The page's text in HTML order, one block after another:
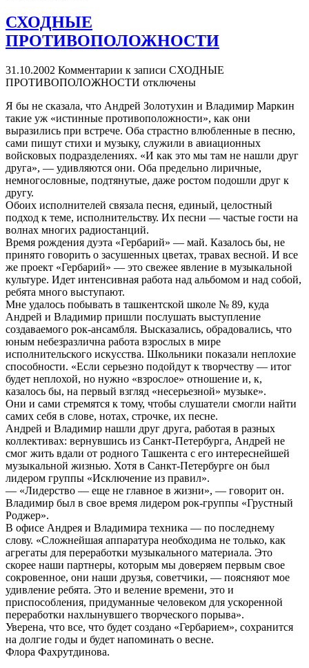
СХОДНЫЕ
ПРОТИВОПОЛОЖНОСТИ
31.10.2002 Комментарии к записи СХОДНЫЕ
ПРОТИВОПОЛОЖНОСТИ отключены
Я бы не сказала, что Андрей Золотухин и Владимир Маркин
такие уж «истинные противоположности», как они
выразились при встрече. Оба страстно влюбленные в песню,
сами пишут стихи и музыку, служили в авиационных
войсковых подразделениях. «И как это мы там не нашли друг
друга», — удивляются они. Оба предельно лиричные,
немногословные, подтянутые, даже ростом подошли друг к
другу.
Обоих исполнителей связала песня, единый, целостный
подход к теме, исполнительству. Их песни — частые гости на
волнах многих радиостанций.
Время рождения дуэта «Гербарий» — май. Казалось бы, не
принято говорить о засушенных цветах, травах весной. И все
же проект «Гербарий» — это свежее явление в музыкальной
культуре. Идет интенсивная работа над альбомом и над собой,
ребята много выступают.
Мне удалось побывать в ташкентской школе № 89, куда
Андрей и Владимир пришли послушать выступление
создаваемого рок-ансамбля. Высказались, обрадовались, что
юным небезразлична работа взрослых в мире
исполнительского искусства. Школьники показали неплохие
способности. «Если серьезно подойдут к творчеству — итог
будет неплохой, но нужно «взрослое» отношение и, к,
казалось бы, на первый взгляд «несерьезной» музыке».
Они и сами стремятся к тому, чтобы слушатели смогли найти
самих себя в слове, нотах, строчке, их песне.
Андрей и Владимир нашли друг друга, работая в разных
коллективах: вернувшись из Санкт-Петербурга, Андрей не
смог жить вдали от родного Ташкента с его интереснейшей
музыкальной жизнью. Хотя в Санкт-Петербурге он был
лидером группы «Исключение из правил».
— «Лидерство — еще не главное в жизни», — говорит он.
Владимир был в свое время лидером рок-группы «Грустный
Роджер».
В офисе Андрея и Владимира техника — по последнему
слову. «Сложнейшая аппаратура необходима не только, как
агрегаты для переработки музыкального материала. Это
скорее наши партнеры, которым мы доверяем первым свое
сокровенное, они наши друзья, советчики, — поясняют мое
удивление ребята. Это и веление времени, это и
приспособления, придуманные человеком для ускоренной
переработки нахлынувшего творческого порыва».
Уверена, что все, что будет создано «Гербарием», сохранится
на долгие годы и будет напоминать о весне.
Флора Фахрутдинова.